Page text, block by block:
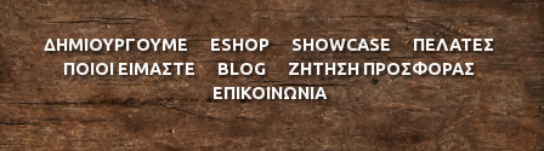
ΔΗΜΙΟΥΡΓΟΎΜΕ ESHOP SHOWCASE
ΠΕΛΆΤΕΣ
ΠΟΙΟΊ ΕΊΜΑΣΤΕ
BLOG
ΖΉΤΗΣΗ ΠΡΟΣΦΟΡΆΣ
ΕΠΙΚΟΙΝΩΝΊΑ